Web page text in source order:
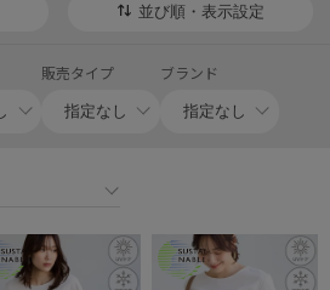
並び順・表示設定
販売タイプ ブランド